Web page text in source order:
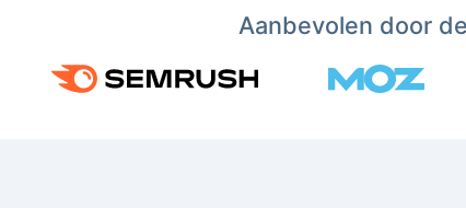
Aanbevolen door